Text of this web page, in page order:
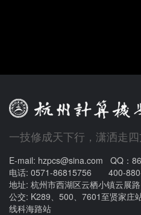
一技修成天下行，潇洒走
E-mail: hzpcs@sina.com QQ：
电话: 0571-86815756 400-
地址: 杭州市西湖区云栖小镇云展
公交: K289、500、7601至贤家庄
线科海路站